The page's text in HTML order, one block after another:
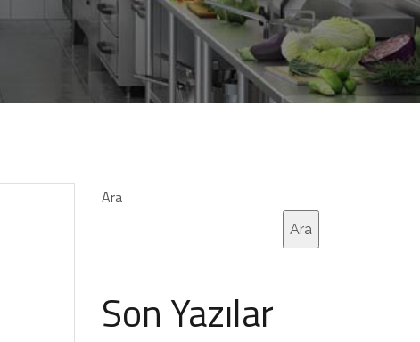
Ara
Ara
Son Yazılar